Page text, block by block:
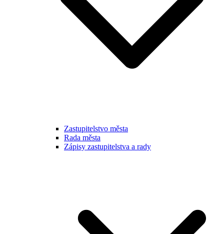
Zastupitelstvo města
Rada města
Zápisy zastupitelstva a rady